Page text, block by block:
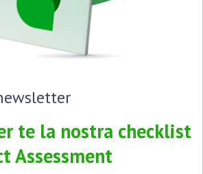
te la nostra checklist
Assessment